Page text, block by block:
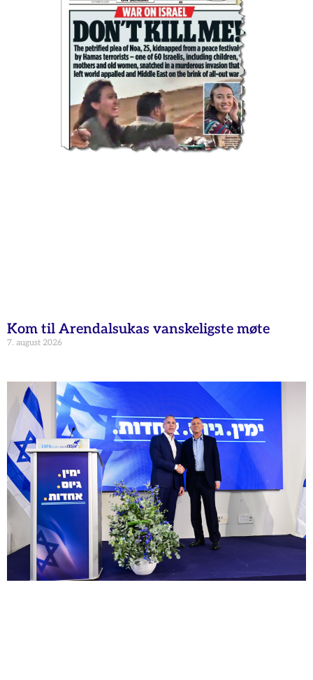
Kom til Arendalsukas vanskeligste møte
7. august 2026